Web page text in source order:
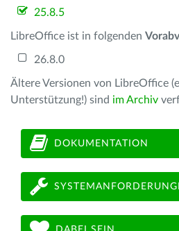
25.8.5
LibreOffice ist in folgenden
26.8.0
Ältere Versionen von LibreOffice
Unterstützung!) sind im Archiv
DOKUMENTATION